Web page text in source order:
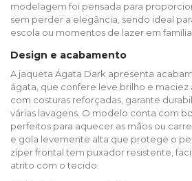
modelagem foi pensada para
sem perder a elegância, sendo ideal
escola ou momentos de lazer em família.
Design e acabamento
A jaqueta Ágata Dark apresenta
ágata, que confere leve brilho e maciez
com costuras reforçadas, garante
várias lavagens. O modelo conta com
perfeitos para aquecer as mãos ou
e gola levemente alta que protege o
zíper frontal tem puxador resistente,
atrito com o tecido.